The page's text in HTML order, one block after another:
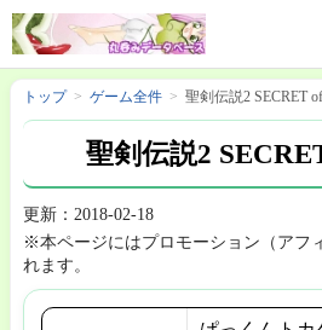
トップ ゲーム全件 聖剣伝説2 SECRET
聖剣伝説2
更新：2018-02-18
※本ページにはプロモーション（アフ
れます。